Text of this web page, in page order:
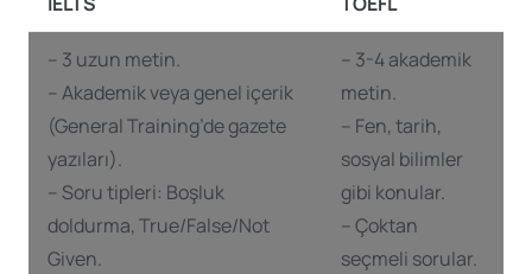
– 3 uzun metin.
– Akademik veya genel içerik
(General Training’de gazete
yazıları).
– Soru tipleri: Boşluk
doldurma, True/False/Not
Given.
– 3-4 akademik
metin.
– Fen, tarih,
sosyal bilimler
gibi konular.
– Çoktan
seçmeli sorular.